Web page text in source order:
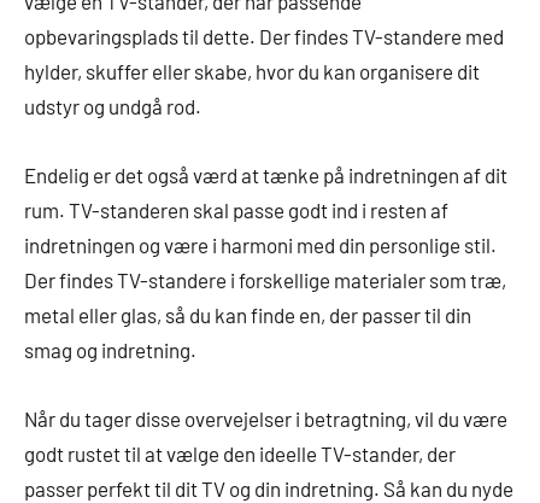
opbevaringsplads til dette. Der findes TV-standere med
hylder, skuffer eller skabe, hvor du kan organisere dit
udstyr og undgå rod.
Endelig er det også værd at tænke på indretningen af dit
rum. TV-standeren skal passe godt ind i resten af
indretningen og være i harmoni med din personlige stil.
Der findes TV-standere i forskellige materialer som træ,
metal eller glas, så du kan finde en, der passer til din
smag og indretning.
Når du tager disse overvejelser i betragtning, vil du være
godt rustet til at vælge den ideelle TV-stander, der
passer perfekt til dit TV og din indretning. Så kan du nyde